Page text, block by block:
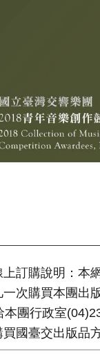
上訂購說明：本
一次購買本團出
本團行政室
買國臺交出版品